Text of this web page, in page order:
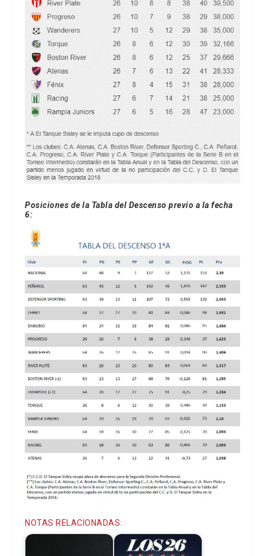
Posiciones de la Tabla del Descensoprevio a la fecha
6:
NOTAS RELACIONADAS: